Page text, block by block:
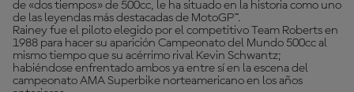
de «dos tiempos» de 500cc, le ha situado en la historia como uno
de las leyendas más destacadas de MotoGP™.
Rainey fue el piloto elegido por el competitivo Team Roberts en
1988 para hacer su aparición Campeonato del Mundo 500cc al
mismo tiempo que su acérrimo rival Kevin Schwantz;
habiéndose enfrentado ambos ya entre sí en la escena del
campeonato AMA Superbike norteamericano en los años